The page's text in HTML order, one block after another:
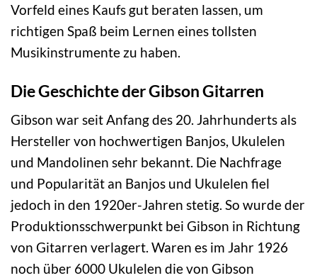
Vorfeld eines Kaufs gut beraten lassen, um
richtigen Spaß beim Lernen eines tollsten
Musikinstrumente zu haben.
Die Geschichte der Gibson Gitarren
Gibson war seit Anfang des 20. Jahrhunderts als
Hersteller von hochwertigen Banjos, Ukulelen
und Mandolinen sehr bekannt. Die Nachfrage
und Popularität an Banjos und Ukulelen fiel
jedoch in den 1920er-Jahren stetig. So wurde der
Produktionsschwerpunkt bei Gibson in Richtung
von Gitarren verlagert. Waren es im Jahr 1926
noch über 6000 Ukulelen die von Gibson